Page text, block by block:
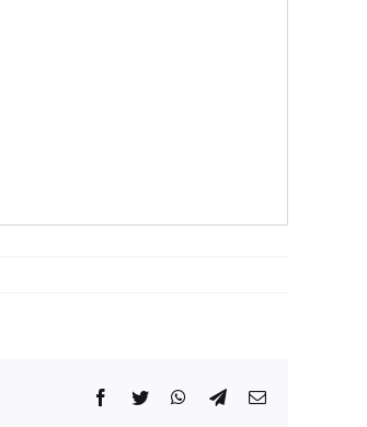
Facebook
Twitter WhatsApp
TelegramCorreo